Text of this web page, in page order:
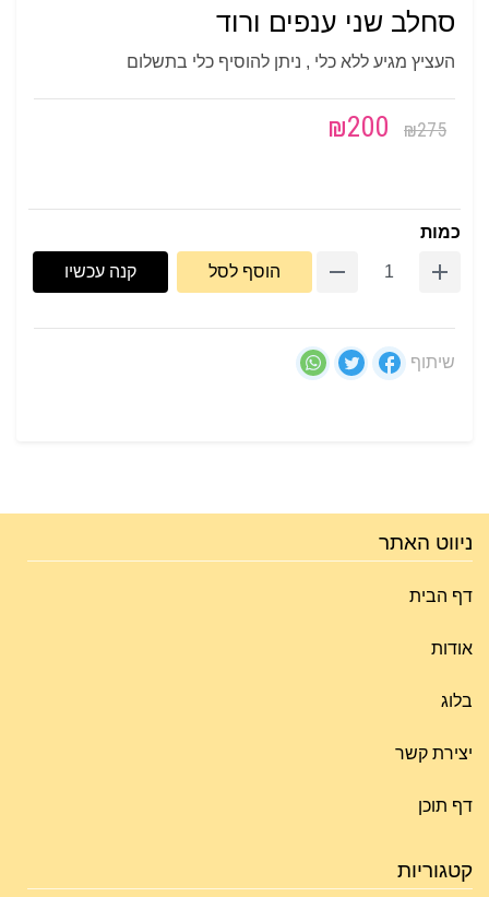
סחלב שני ענפים ורוד
העציץ מגיע ללא כלי , ניתן להוסיף כלי בתשלום
₪275
₪200
כמות
הוסף לסל קנה עכשיו
שיתוף
ניווט האתר
דף הבית
אודות
בלוג
יצירת קשר
דף תוכן
קטגוריות